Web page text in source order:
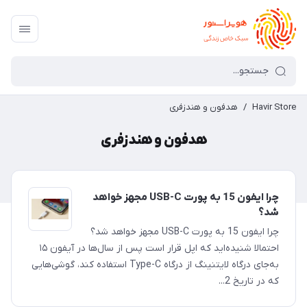
Havir Store
/ هدفون و هندزفری
هدفون و هندزفری
چرا ایفون 15 به پورت USB-C مجهز خواهد
شد؟
چرا ایفون 15 به پورت USB-C مجهز خواهد شد؟
احتمالا شنیده‌اید که اپل قرار است پس از سال‌ها در آیفون‌ ۱۵
به‌جای درگاه لایتنینگ از درگاه Type-C استفاده کند، گوشی‌هایی
که در تاریخ 2...